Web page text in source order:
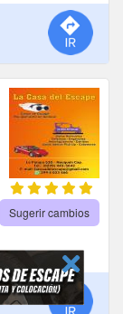
Sugerir cambios